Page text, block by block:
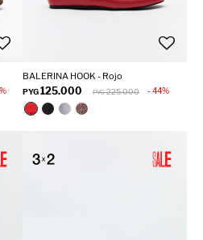
BALERINA HOOK - Rojo
PYG125.000 PYG 225.000 44